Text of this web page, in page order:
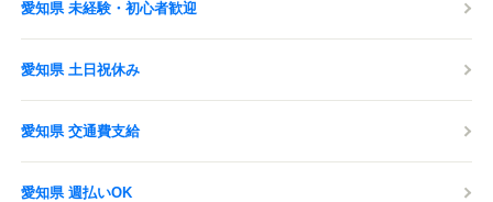
愛知県 未経験・初心者歓迎
愛知県 土日祝休み
愛知県 交通費支給
愛知県 週払いOK